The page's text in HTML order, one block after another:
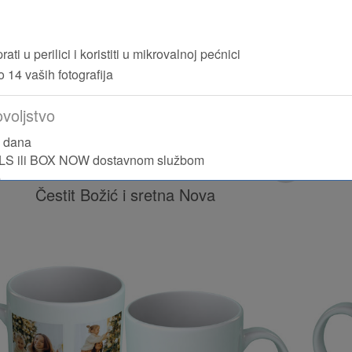
Čestit Božić i sretna Nova
u perilici i koristiti u mikrovalnoj pećnici
14 vaših fotografija
dana
ili BOX NOW dostavnom službom